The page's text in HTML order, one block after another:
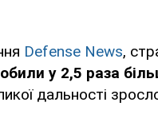
Defense News,
у 2,5 раза
дальності